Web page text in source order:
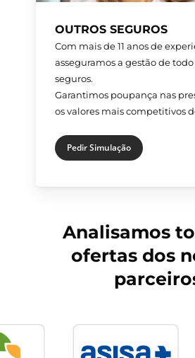
OUTROS SEGUROS
Com mais de 11 anos de
asseguramos a gestão de
seguros.
Garantimos poupança nas
os valores mais competitivos
Pedir Simulação
Analisamos
ofertas dos